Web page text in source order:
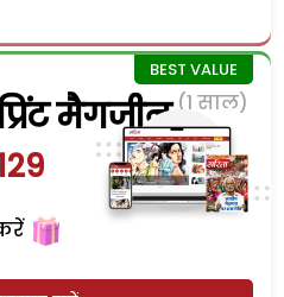
मैगजीन (1 साल)